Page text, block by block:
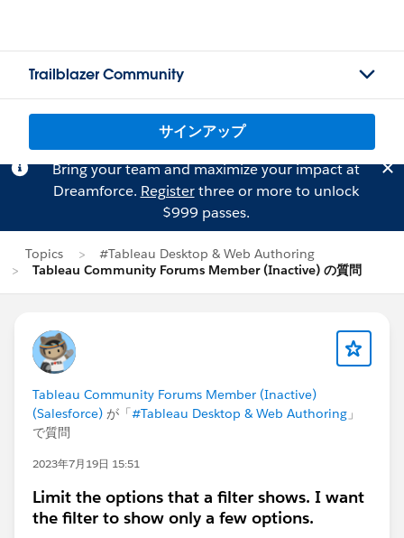
Trailblazer Community
サインアップ
Bring your team and maximize your impact at
Dreamforce. Registerthree or more to unlock
$999 passes.
Topics
#Tableau Desktop & Web Authoring
Tableau Community Forums Member (Inactive) の質問
Tableau Community Forums Member (Inactive)
(Salesforce) が「#Tableau Desktop & Web Authoring 」
で質問
2023年7月19日 15:51
Limit the options that a filter shows. I want
the filter to show only a few options.